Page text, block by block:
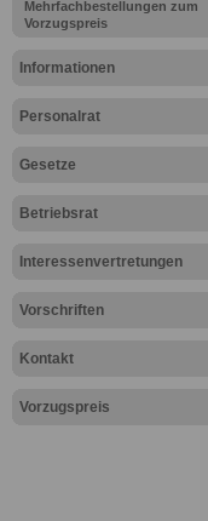
Mehrfachbestellungen zum
Vorzugspreis
Informationen
Personalrat
Gesetze
Betriebsrat
Interessenvertretungen
Vorschriften
Kontakt
Vorzugspreis